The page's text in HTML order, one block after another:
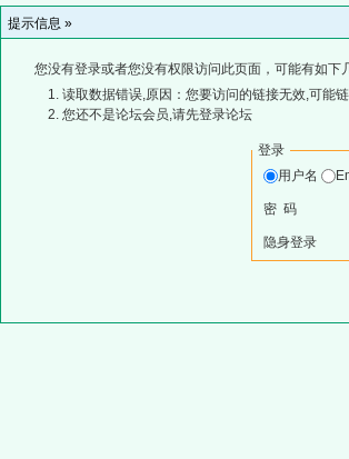
提示信息 »
您没有登录或者您没有权限访问此页面，可能有如下
读取数据错误,原因：您要访问的链接无效,可能
您还不是论坛会员,请先登录论坛
登录
用户名
密 码
隐身登录